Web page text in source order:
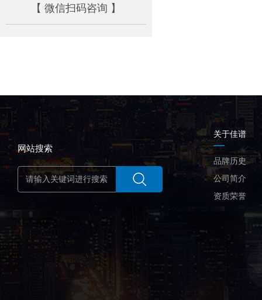
【 微信扫码咨询 】
网站搜索
关于佳谱
品牌历史
公司简介
资质荣誉